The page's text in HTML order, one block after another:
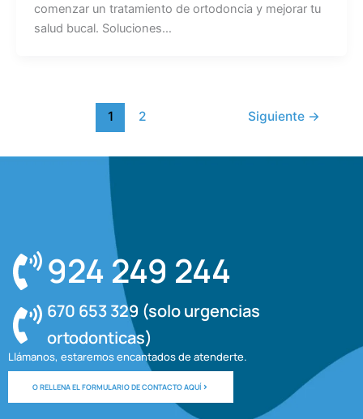
comenzar un tratamiento de ortodoncia y mejorar tu
salud bucal. Soluciones…
1 2 Siguiente →
924 249 244
670 653 329 (solo urgencias
ortodonticas)
Llámanos, estaremos encantados de atenderte.
O RELLENA EL FORMULARIO DE CONTACTO AQUÍ